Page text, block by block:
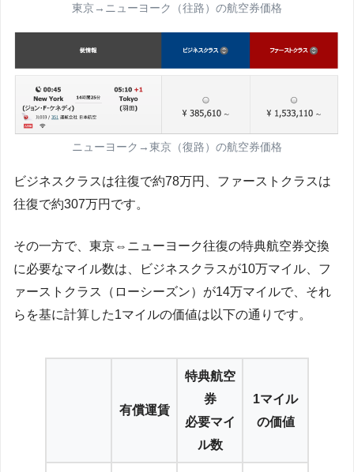
東京→ニューヨーク（往路）の航空券価格
ニューヨーク→東京（復路）の航空券価格
ビジネスクラスは往復で約78万円、ファーストクラスは
往復で約307万円です。
その一方で、東京⇔ニューヨーク往復の特典航空券交換
に必要なマイル数は、ビジネスクラスが10万マイル、フ
ァーストクラス（ローシーズン）が14万マイルで、それ
らを基に計算した1マイルの価値は以下の通りです。
有償運賃
特典航空
券
必要マイ
ル数
1マイル
の価値